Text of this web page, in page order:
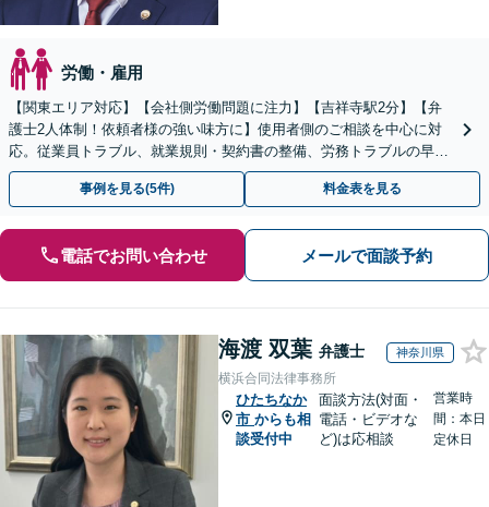
労働・雇用
【関東エリア対応】【会社側労働問題に注力】【吉祥寺駅2分】【弁
護士2人体制！依頼者様の強い味方に】使用者側のご相談を中心に対
応。従業員トラブル、就業規則・契約書の整備、労務トラブルの早期
解決・防止に努めます。
事例を見る(5件) 料金表を見る
電話でお問い合わせ メールで面談予約
海渡 双葉 弁護士 神奈川県
横浜合同法律事務所
ひたちなか
市 からも相
談受付中
面談方法(対面・
電話・ビデオな
ど)は応相談
営業時
間：本日
定休日